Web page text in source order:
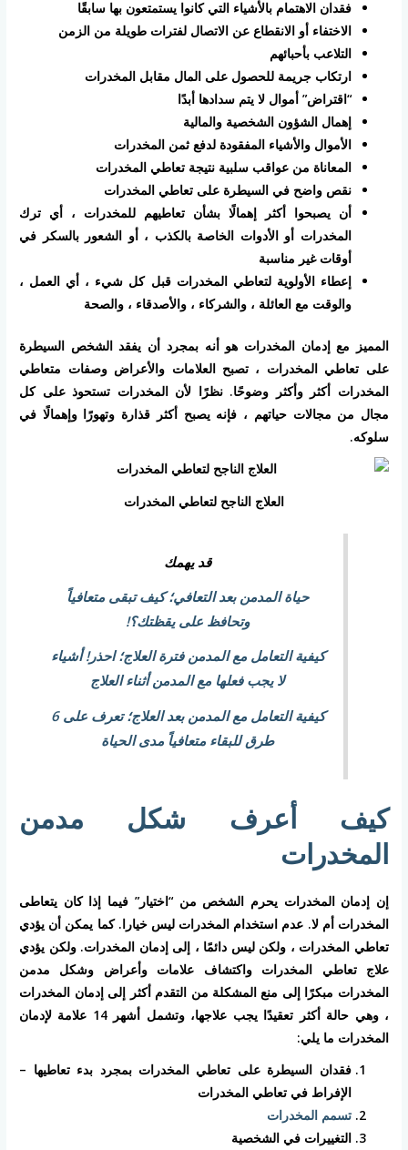
فقدان الاهتمام بالأشياء التي كانوا يستمتعون بها سابقًا
الاختفاء أو الانقطاع عن الاتصال لفترات طويلة من الزمن
التلاعب بأحبائهم
ارتكاب جريمة للحصول على المال مقابل المخدرات
“اقتراض” أموال لا يتم سدادها أبدًا
إهمال الشؤون الشخصية والمالية
الأموال والأشياء المفقودة لدفع ثمن المخدرات
المعاناة من عواقب سلبية نتيجة تعاطي المخدرات
نقص واضح في السيطرة على تعاطي المخدرات
أن يصبحوا أكثر إهمالًا بشأن تعاطيهم للمخدرات ، أي ترك
المخدرات أو الأدوات الخاصة بالكذب ، أو الشعور بالسكر في
أوقات غير مناسبة
إعطاء الأولوية لتعاطي المخدرات قبل كل شيء ، أي العمل ،
والوقت مع العائلة ، والشركاء ، والأصدقاء ، والصحة
المميز مع إدمان المخدرات هو أنه بمجرد أن يفقد الشخص السيطرة
على تعاطي المخدرات ، تصبح العلامات والأعراض وصفات متعاطي
المخدرات أكثر وأكثر وضوحًا. نظرًا لأن المخدرات تستحوذ على كل
مجال من مجالات حياتهم ، فإنه يصبح أكثر قذارة وتهورًا وإهمالًا في
سلوكه.
العلاج الناجح لتعاطي المخدرات
قد يهمك
حياة المدمن بعد التعافي؛ كيف تبقى متعافياً
وتحافظ على يقظتك؟!
كيفية التعامل مع المدمن فترة العلاج؛ احذر! أشياء
لا يجب فعلها مع المدمن أثناء العلاج
كيفية التعامل مع المدمن بعد العلاج؛ تعرف على 6
طرق للبقاء متعافياً مدى الحياة
كيف أعرف شكل مدمن
المخدرات
إن إدمان المخدرات يحرم الشخص من “اختيار” فيما إذا كان يتعاطى
المخدرات أم لا. عدم استخدام المخدرات ليس خيارا. كما يمكن أن يؤدي
تعاطي المخدرات ، ولكن ليس دائمًا ، إلى إدمان المخدرات. ولكن يؤدي
علاج تعاطي المخدرات واكتشاف علامات وأعراض وشكل مدمن
المخدرات مبكرًا إلى منع المشكلة من التقدم أكثر إلى إدمان المخدرات
، وهي حالة أكثر تعقيدًا يجب علاجها، وتشمل أشهر 14 علامة لإدمان
المخدرات ما يلي:
فقدان السيطرة على تعاطي المخدرات بمجرد بدء تعاطيها –
الإفراط في تعاطي المخدرات
تسمم المخدرات
التغييرات في الشخصية